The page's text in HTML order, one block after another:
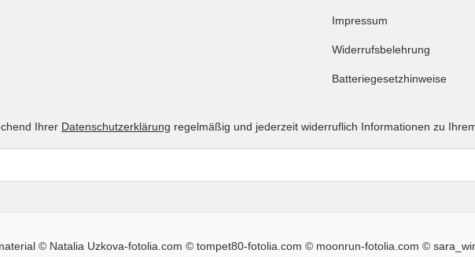
Impressum
Widerrufsbelehrung
Batteriegesetzhinweise
Ihrer Datenschutzerklärung regelmäßig und jederzeit widerruflich Informationen zu
© Natalia Uzkova-fotolia.com © tompet80-fotolia.com © moonrun-fotolia.com ©